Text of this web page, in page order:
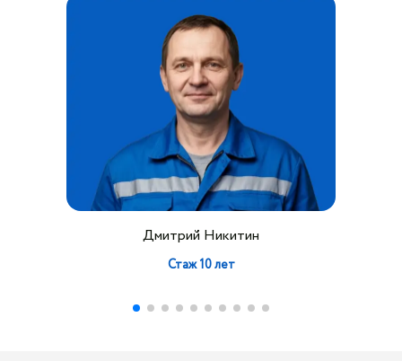
Дмитрий Никитин
Стаж 10 лет